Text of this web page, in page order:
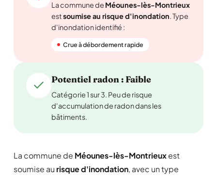
La commune de Méounes-lès-Montrieux
estsoumise au risque d'inondation. Type
d'inondation identifié :
Crue à débordement rapide
Potentiel radon : Faible
Catégorie 1 sur 3. Peu de risque
d'accumulation de radon dans les
bâtiments.
La commune de Méounes-lès-Montrieuxest
soumise au risque d'inondation, avec un type